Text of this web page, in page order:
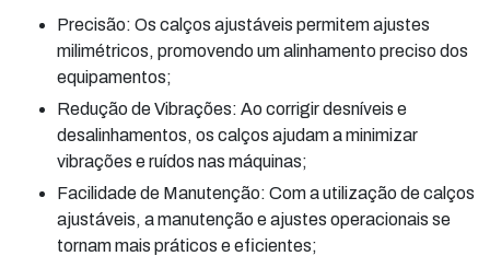
Precisão: Os calços ajustáveis permitem ajustes
milimétricos, promovendo um alinhamento preciso dos
equipamentos;
Redução de Vibrações: Ao corrigir desníveis e
desalinhamentos, os calços ajudam a minimizar
vibrações e ruídos nas máquinas;
Facilidade de Manutenção: Com a utilização de calços
ajustáveis, a manutenção e ajustes operacionais se
tornam mais práticos e eficientes;